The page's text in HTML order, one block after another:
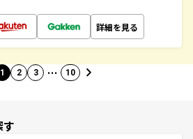
詳細を見る
1 2 3 … 10